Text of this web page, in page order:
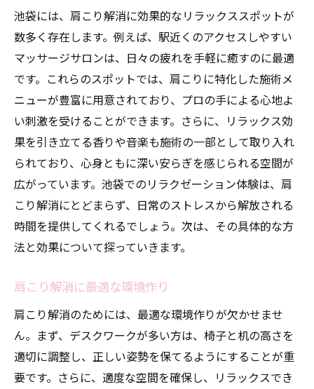
池袋には、肩こり解消に効果的なリラックススポットが
数多く存在します。例えば、駅近くのアクセスしやすい
マッサージサロンは、日々の疲れを手軽に癒すのに最適
です。これらのスポットでは、肩こりに特化した施術メ
ニューが豊富に用意されており、プロの手による心地よ
い刺激を受けることができます。さらに、リラックス効
果を引き立てる香りや音楽も施術の一部として取り入れ
られており、心身ともに深い安らぎを感じられる空間が
広がっています。池袋でのリラクゼーション体験は、肩
こり解消にとどまらず、日常のストレスから解放される
時間を提供してくれるでしょう。次は、その具体的な方
法と効果について探っていきます。
肩こり解消に最適な環境作り
肩こり解消のためには、最適な環境作りが欠かせませ
ん。まず、デスクワークが多い方は、椅子と机の高さを
適切に調整し、正しい姿勢を保てるようにすることが重
要です。さらに、適度な空間を確保し、リラックスでき